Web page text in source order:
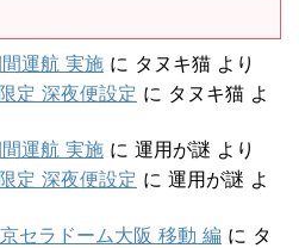
運航 実施 に タヌキ猫 より
定 深夜便設定 に タヌキ猫 よ
運航 実施 に 運用が謎 より
定 深夜便設定 に 運用が謎 よ
セラドーム大阪 移動 編 に タ